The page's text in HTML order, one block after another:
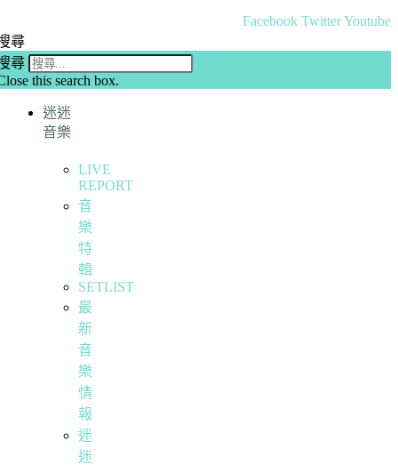
Facebook TwitterYoutube
尋
尋
this search box.
迷迷
音樂
LIVE
REPORT
音
樂
特
輯
SETLIST
最
新
音
樂
情
報
迷
迷